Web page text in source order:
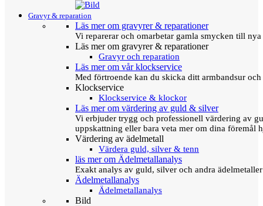
Gravyr & reparation
Läs mer om gravyrer & reparationer
Vi reparerar och omarbetar gamla smycken till
Läs mer om gravyrer & reparationer
Gravyr och reparation
Läs mer om vår klockservice
Med förtroende kan du skicka ditt armbandsur
Klockservice
Klockservice & klockor
Läs mer om värdering av guld & silver
Vi erbjuder trygg och professionell värdering av
uppskattning eller bara veta mer om dina föremål
Värdering av ädelmetall
Värdera guld, silver & tenn
läs mer om Ädelmetallanalys
Exakt analys av guld, silver och andra
Ädelmetallanalys
Ädelmetallanalys
Bild